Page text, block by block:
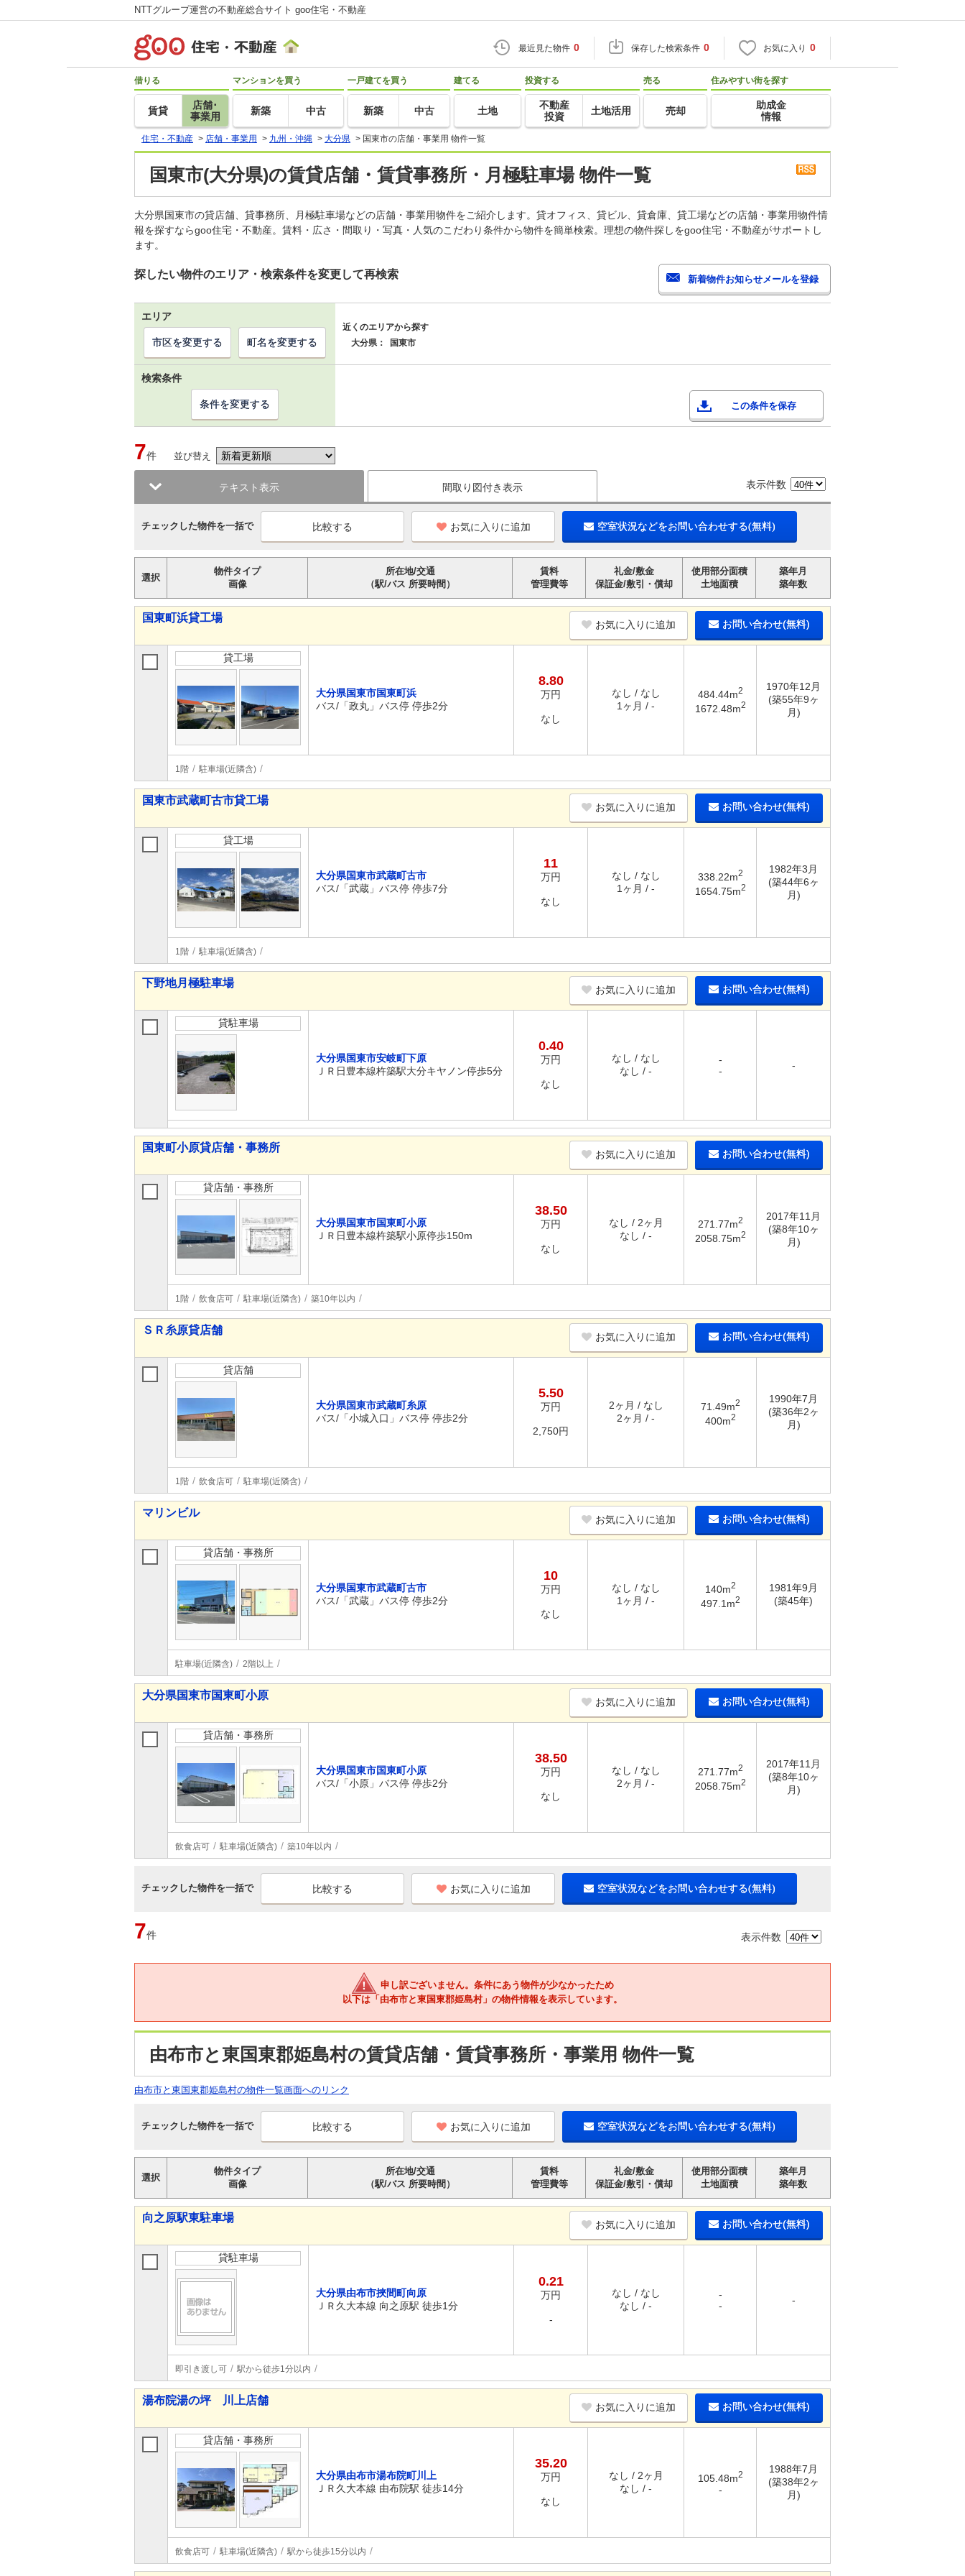
NTTグループ運営の不動産総合サイト goo住宅・不動産
最近見た物件 0 保存した検索条件 0 お気に入り 0
借りる
賃貸
店舗･
事業用
マンションを買う
新築 中古
一戸建てを買う
新築 中古
建てる
土地
投資する
不動産
投資
土地活用
売る
売却
住みやすい街を探す
助成金
情報
住宅・不動産 > 店舗・事業用 > 九州・沖縄 > 大分県 > 国東市の店舗・事業用 物件一覧
国東市(大分県)の賃貸店舗・賃貸事務所・月極駐車場 物件一覧
大分県国東市の貸店舗、貸事務所、月極駐車場などの店舗・事業用物件をご紹介します。貸オフィス、貸ビル、貸倉庫、貸工場などの店舗・事業用物件情
報を探すならgoo住宅・不動産。賃料・広さ・間取り・写真・人気のこだわり条件から物件を簡単検索。理想の物件探しをgoo住宅・不動産がサポートし
ます。
探したい物件のエリア・検索条件を変更して再検索
エリア
近くのエリアから探す
大分県：
国東市
市区を変更する 町名を変更する
検索条件
この条件を保存
条件を変更する
7件 並び替え
テキスト表示 間取り図付き表示 表示件数
チェックした物件を一括で お気に入りに追加 空室状況などをお問い合わせする(無料)
選択
物件タイプ
画像
所在地/交通
（駅/バス 所要時間）
賃料
管理費等
礼金/敷金
保証金/敷引・償却
使用部分面積
土地面積
築年月
築年数
国東町浜貸工場
お気に入りに追加 お問い合わせ(無料)
貸工場
大分県国東市国東町浜
バス/「政丸」バス停 停歩2分
8.80
万円
なし
なし / なし
1ヶ月 / -
484.44m2
1672.48m2
1970年12月
(築55年9ヶ
月)
1階 駐車場(近隣含)
国東市武蔵町古市貸工場
お気に入りに追加 お問い合わせ(無料)
貸工場
大分県国東市武蔵町古市
バス/「武蔵」バス停 停歩7分
11
万円
なし
なし / なし
1ヶ月 / -
338.22m2
1654.75m2
1982年3月
(築44年6ヶ
月)
1階 駐車場(近隣含)
下野地月極駐車場
お気に入りに追加 お問い合わせ(無料)
貸駐車場
大分県国東市安岐町下原
ＪＲ日豊本線杵築駅大分キヤノン停歩5分
0.40
万円
なし
なし / なし
なし / -
-
-
-
国東町小原貸店舗・事務所
お気に入りに追加 お問い合わせ(無料)
貸店舗・事務所
大分県国東市国東町小原
ＪＲ日豊本線杵築駅小原停歩150m
38.50
万円
なし
なし / 2ヶ月
なし / -
271.77m2
2058.75m2
2017年11月
(築8年10ヶ
月)
1階 飲食店可 駐車場(近隣含) 築10年以内
ＳＲ糸原貸店舗
お気に入りに追加 お問い合わせ(無料)
貸店舗
大分県国東市武蔵町糸原
バス/「小城入口」バス停 停歩2分
5.50
万円
2,750円
2ヶ月 / なし
2ヶ月 / -
71.49m2
400m2
1990年7月
(築36年2ヶ
月)
1階 飲食店可 駐車場(近隣含)
マリンビル
お気に入りに追加 お問い合わせ(無料)
貸店舗・事務所
大分県国東市武蔵町古市
バス/「武蔵」バス停 停歩2分
10
万円
なし
なし / なし
1ヶ月 / -
140m2
497.1m2
1981年9月
(築45年)
駐車場(近隣含) 2階以上
大分県国東市国東町小原
お気に入りに追加 お問い合わせ(無料)
貸店舗・事務所
大分県国東市国東町小原
バス/「小原」バス停 停歩2分
38.50
万円
なし
なし / なし
2ヶ月 / -
271.77m2
2058.75m2
2017年11月
(築8年10ヶ
月)
飲食店可 駐車場(近隣含) 築10年以内
チェックした物件を一括で お気に入りに追加 空室状況などをお問い合わせする(無料)
7件 表示件数
申し訳ございません。条件にあう物件が少なかったため
以下は「由布市と東国東郡姫島村」の物件情報を表示しています。
由布市と東国東郡姫島村の賃貸店舗・賃貸事務所・事業用 物件一覧
由布市と東国東郡姫島村の物件一覧画面へのリンク
チェックした物件を一括で お気に入りに追加 空室状況などをお問い合わせする(無料)
選択
物件タイプ
画像
所在地/交通
（駅/バス 所要時間）
賃料
管理費等
礼金/敷金
保証金/敷引・償却
使用部分面積
土地面積
築年月
築年数
向之原駅東駐車場
お気に入りに追加 お問い合わせ(無料)
貸駐車場
大分県由布市挾間町向原
ＪＲ久大本線 向之原駅 徒歩1分
0.21
万円
-
なし / なし
なし / -
-
-
-
即引き渡し可 駅から徒歩1分以内
湯布院湯の坪 川上店舗
お気に入りに追加 お問い合わせ(無料)
貸店舗・事務所
大分県由布市湯布院町川上
ＪＲ久大本線 由布院駅 徒歩14分
35.20
万円
なし
なし / 2ヶ月
なし / -
105.48m2
-
1988年7月
(築38年2ヶ
月)
飲食店可 駐車場(近隣含) 駅から徒歩15分以内